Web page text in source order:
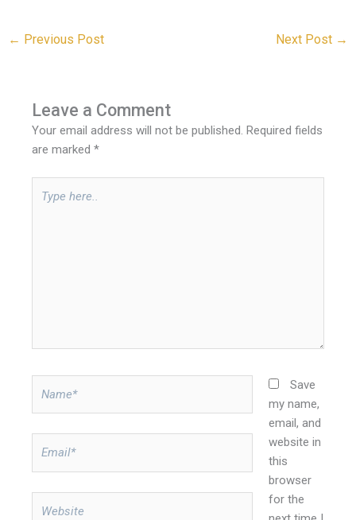
← Previous Post Next Post →
Leave a Comment
Your email address will not be published. Required fields
are marked*
here..
Save
my name,
email, and
website in
this
browser
for the